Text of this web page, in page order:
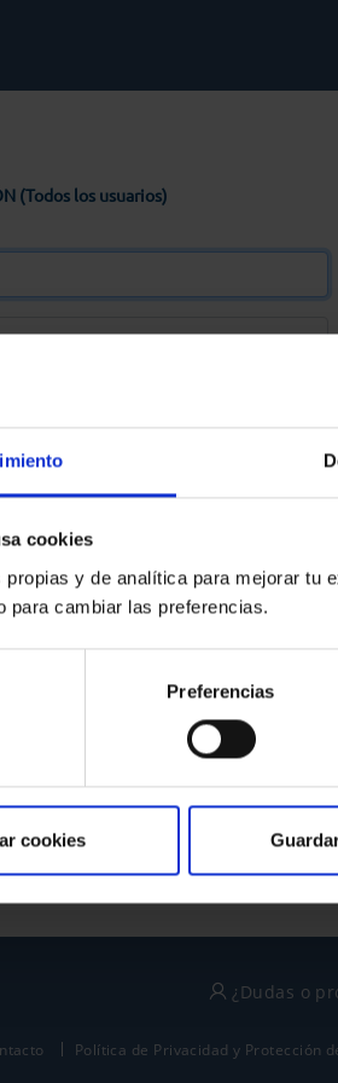
cookies
y de analítica para mejorar tu
para cambiar las preferencias.
Preferencias
cookies
(Todos los usuarios)
Entrar
Contraseña
¿No
política de privacidad
y
¿Dudas o
Política de Privacidad y Protección